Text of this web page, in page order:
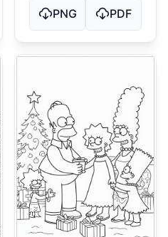
PNG PDF